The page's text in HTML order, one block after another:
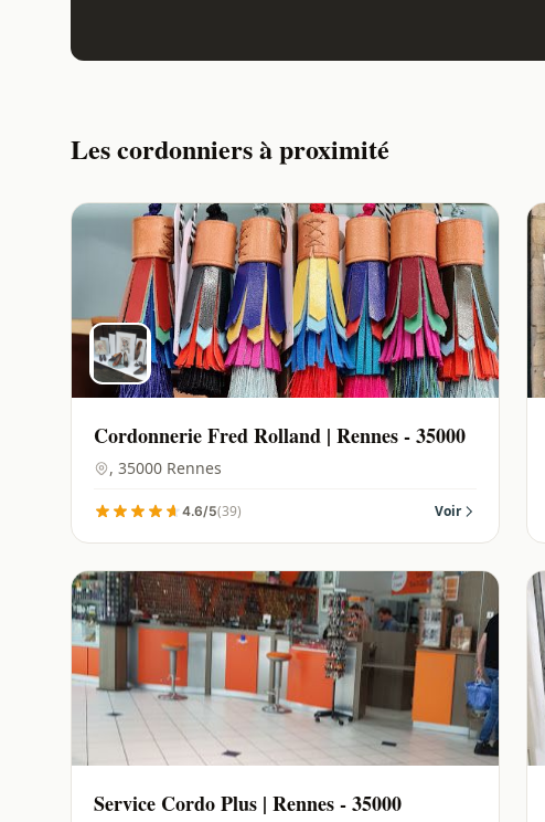
Les cordonniers à proximité
Cordonnerie Fred Rolland | Rennes - 35000
, 35000 Rennes
4.6/5(39) Voir
Service Cordo Plus | Rennes - 35000